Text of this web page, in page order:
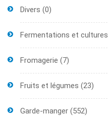
Divers (0)
Fermentations et cultures
Fromagerie (7)
Fruits et légumes (23)
Garde-manger (552)